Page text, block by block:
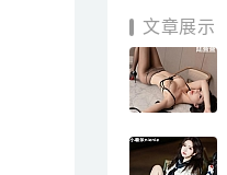
文章展示